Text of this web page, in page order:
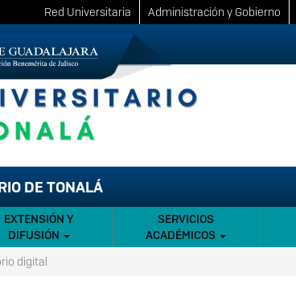
Red Universitaria Administración y Gobierno
DE TONALÁ
EXTENSIÓN Y
DIFUSIÓN
SERVICIOS
ACADÉMICOS
digital